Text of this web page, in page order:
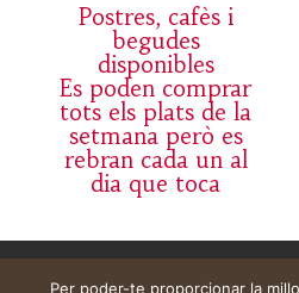
Postres, cafès i
begudes
disponibles
Es poden comprar
tots els plats de la
setmana però es
rebran cada un al
dia que toca
Per poder-te proporcionar la